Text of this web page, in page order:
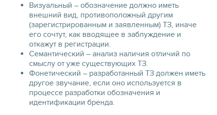
Визуальный – обозначение должно иметь
внешний вид, противоположный другим
(зарегистрированным и заявленным) ТЗ, иначе
его сочтут, как вводящее в заблуждение и
откажут в регистрации.
Семантический – анализ наличия отличий по
смыслу от уже существующих ТЗ.
Фонетический – разработанный ТЗ должен иметь
другое звучание, если оно используется в
процессе разработки обозначения и
идентификации бренда.